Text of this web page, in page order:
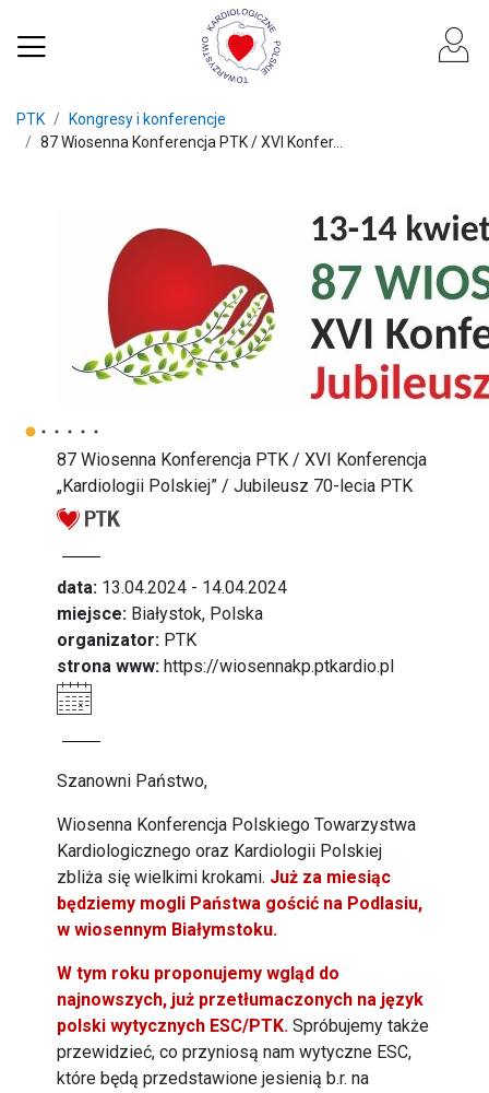
PTK
Kongresy i konferencje
87 Wiosenna Konferencja PTK / XVI Konfer...
87 Wiosenna Konferencja PTK / XVI Konferencja
„Kardiologii Polskiej” / Jubileusz 70-lecia PTK
data: 13.04.2024 - 14.04.2024
miejsce: Białystok, Polska
organizator: PTK
strona www: https://wiosennakp.ptkardio.pl
Szanowni Państwo,
Wiosenna Konferencja Polskiego Towarzystwa
Kardiologicznego oraz Kardiologii Polskiej
zbliża się wielkimi krokami. Już za miesiąc
będziemy mogli Państwa gościć na Podlasiu,
w wiosennym Białymstoku.
W tym roku proponujemy wgląd do
najnowszych, już przetłumaczonych na język
polski wytycznych ESC/PTK. Spróbujemy także
przewidzieć, co przyniosą nam wytyczne ESC,
które będą przedstawione jesienią b.r. na